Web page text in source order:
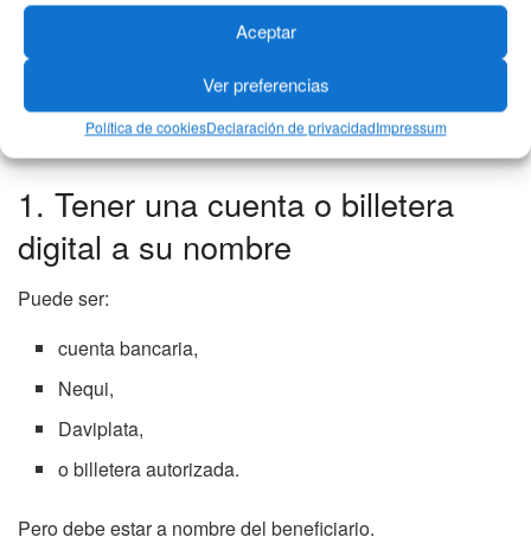
Aceptar
Ver preferencias
Política de cookiesDeclaración de privacidadImpressum
Entonces… ¿qué deben
hacer los beneficiarios?
Prosperidad Social recomienda varias cosas importantes.
1. Tener una cuenta o billetera
digital a su nombre
Puede ser:
cuenta bancaria,
Nequi,
Daviplata,
o billetera autorizada.
Pero debe estar a nombre del beneficiario.